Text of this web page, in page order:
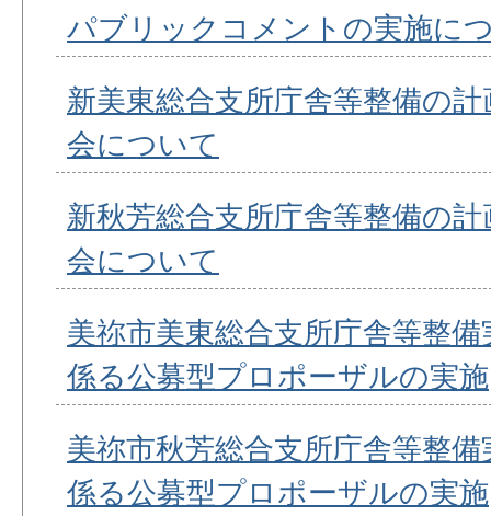
パブリックコメントの実施に
新美東総合支所庁舎等整備の
会について
新秋芳総合支所庁舎等整備の
会について
美祢市美東総合支所庁舎等整
係る公募型プロポーザルの実施
美祢市秋芳総合支所庁舎等整
係る公募型プロポーザルの実施